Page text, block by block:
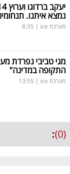
נמצא איתנו.
מערכת ice |
8:35
התקופה במדינה"
מערכת ice |
13:55
(0)
: